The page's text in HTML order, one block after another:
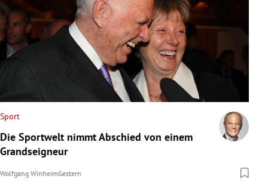
Sport
Die Sportwelt nimmt Abschied von einem
Grandseigneur
Wolfgang WinheimGestern